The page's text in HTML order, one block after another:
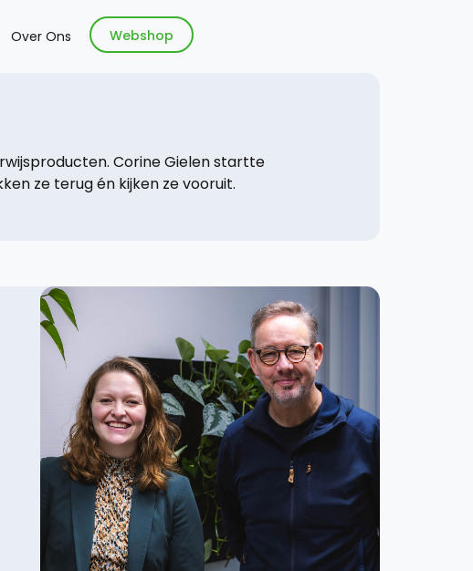
Over Ons Webshop
Corine Gielen startte
ze terug én kijken ze vooruit.